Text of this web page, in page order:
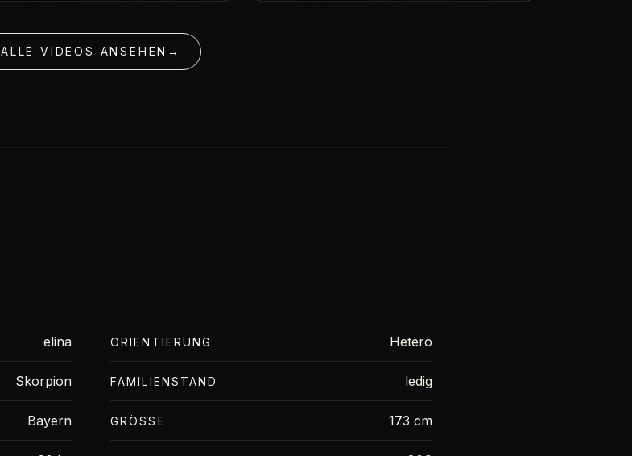
ALLE VIDEOS ANSEHEN →
elina ORIENTIERUNG Hetero
Skorpion FAMILIENSTAND ledig
Bayern GRÖSSE 173 cm